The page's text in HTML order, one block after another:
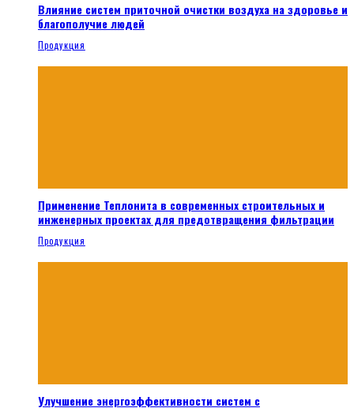
Влияние систем приточной очистки воздуха на здоровье и
благополучие людей
Продукция
Применение Теплонита в современных строительных и
инженерных проектах для предотвращения фильтрации
Продукция
Улучшение энергоэффективности систем с